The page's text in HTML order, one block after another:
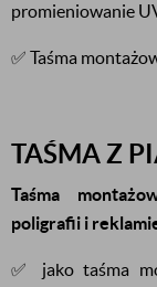
promieniowanie
✅ Taśma
TAŚMA Z
Taśma
poligrafii i
✅ jako taśma